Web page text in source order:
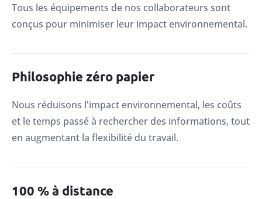
Tous les équipements de nos collaborateurs sont
conçus pour minimiser leur impact environnemental.
Philosophie zéro papier
Nous réduisons l'impact environnemental, les coûts
et le temps passé à rechercher des informations, tout
en augmentant la flexibilité du travail.
100 % à distance